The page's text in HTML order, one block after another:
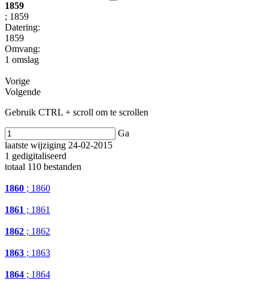
1859
; 1859
Datering:
1859
Omvang:
1 omslag
Vorige
Volgende
Gebruik CTRL + scroll om te scrollen
Ga
laatste wijziging 24-02-2015
1 gedigitaliseerd
totaal 110 bestanden
1860 ; 1860
1861 ; 1861
1862 ; 1862
1863 ; 1863
1864 ; 1864